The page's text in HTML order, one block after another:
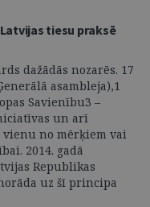
tiesu praksē
dažādās nozarēs. 17
asambleja),1
Savienību3 –
un arī
no mērķiem vai
2014. gadā
Republikas
uz šī principa